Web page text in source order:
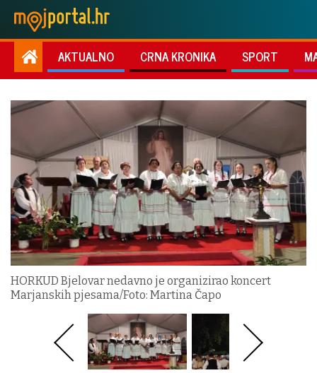
AKTUALNO CRNA KRONIKA SPORT
HORKUD Bjelovar nedavno je organizirao koncert
Marjanskih pjesama/Foto: Martina Čapo